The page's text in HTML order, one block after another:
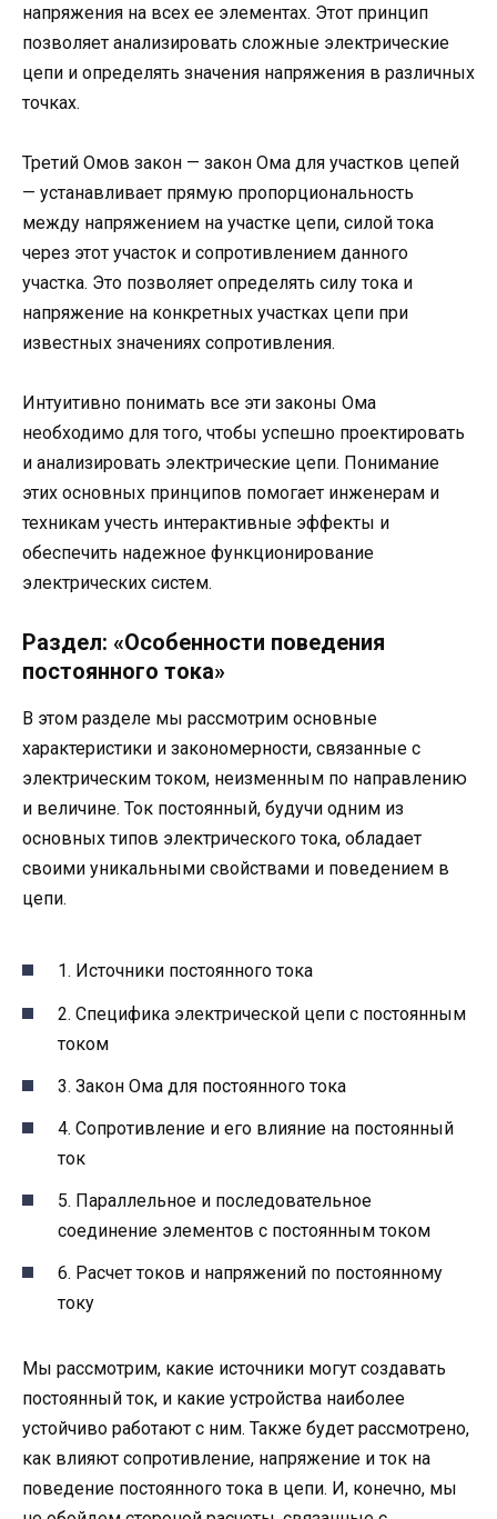
напряжения на всех ее элементах. Этот принцип
позволяет анализировать сложные электрические
цепи и определять значения напряжения в различных
точках.
Третий Омов закон — закон Ома для участков цепей
— устанавливает прямую пропорциональность
между напряжением на участке цепи, силой тока
через этот участок и сопротивлением данного
участка. Это позволяет определять силу тока и
напряжение на конкретных участках цепи при
известных значениях сопротивления.
Интуитивно понимать все эти законы Ома
необходимо для того, чтобы успешно проектировать
и анализировать электрические цепи. Понимание
этих основных принципов помогает инженерам и
техникам учесть интерактивные эффекты и
обеспечить надежное функционирование
электрических систем.
Раздел: «Особенности поведения
постоянного тока»
В этом разделе мы рассмотрим основные
характеристики и закономерности, связанные с
электрическим током, неизменным по направлению
и величине. Ток постоянный, будучи одним из
основных типов электрического тока, обладает
своими уникальными свойствами и поведением в
цепи.
1. Источники постоянного тока
2. Специфика электрической цепи с постоянным
током
3. Закон Ома для постоянного тока
4. Сопротивление и его влияние на постоянный
ток
5. Параллельное и последовательное
соединение элементов с постоянным током
6. Расчет токов и напряжений по постоянному
току
Мы рассмотрим, какие источники могут создавать
постоянный ток, и какие устройства наиболее
устойчиво работают с ним. Также будет рассмотрено,
как влияют сопротивление, напряжение и ток на
поведение постоянного тока в цепи. И, конечно, мы